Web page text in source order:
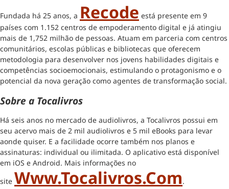
Fundada há 25 anos, a Recode está presente em 9
países com 1.152 centros de empoderamento digital e já atingiu
mais de 1,752 milhão de pessoas. Atuam em parceria com centros
comunitários, escolas públicas e bibliotecas que oferecem
metodologia para desenvolver nos jovens habilidades digitais e
competências socioemocionais, estimulando o protagonismo e o
potencial da nova geração como agentes de transformação social.
Sobre a Tocalivros
Há seis anos no mercado de audiolivros, a Tocalivros possui em
seu acervo mais de 2 mil audiolivros e 5 mil eBooks para levar
aonde quiser. E a facilidade ocorre também nos planos e
assinaturas: individual ou ilimitada. O aplicativo está disponível
em iOS e Android. Mais informações no
site Www.tocalivros.com.